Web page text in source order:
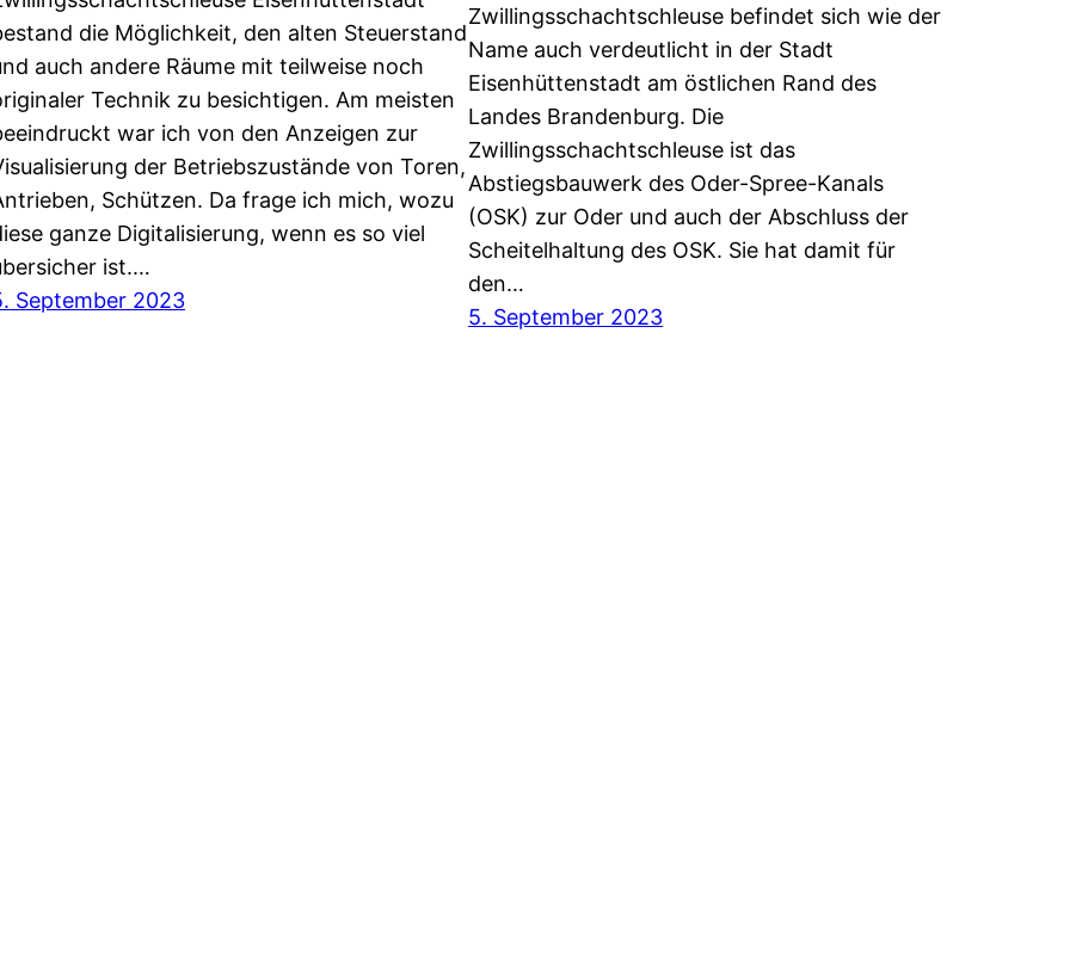
die Möglichkeit, den alten Steuerstand
auch andere Räume mit teilweise noch
Technik zu besichtigen. Am meisten
war ich von den Anzeigen zur
der Betriebszustände von Toren,
Schützen. Da frage ich mich, wozu
ganze Digitalisierung, wenn es so viel
ist.…
September 2023
Zwillingsschachtschleuse befindet sich wie der
Name auch verdeutlicht in der Stadt
Eisenhüttenstadt am östlichen Rand des
Landes Brandenburg. Die
Zwillingsschachtschleuse ist das
Abstiegsbauwerk des Oder-Spree-Kanals
(OSK) zur Oder und auch der Abschluss der
Scheitelhaltung des OSK. Sie hat damit für
den…
5. September 2023